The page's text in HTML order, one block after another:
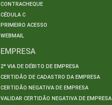
CONTRACHEQUE
CÉDULA C
PRIMEIRO ACESSO
WEBMAIL
EMPRESA
2ª VIA DE DÉBITO DE EMPRESA
CERTIDÃO DE CADASTRO DA EMPRESA
CERTIDÃO NEGATIVA DE EMPRESA
VALIDAR CERTIDÃO NEGATIVA DE EMPRESA